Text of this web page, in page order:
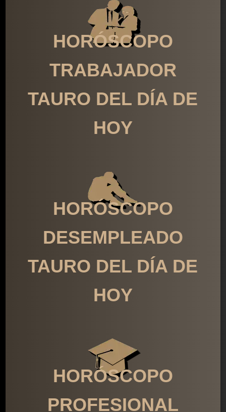
HORÓSCOPO
TRABAJADOR
TAURO DEL DÍA DE
HOY
HORÓSCOPO
DESEMPLEADO
TAURO DEL DÍA DE
HOY
HORÓSCOPO
PROFESIONAL